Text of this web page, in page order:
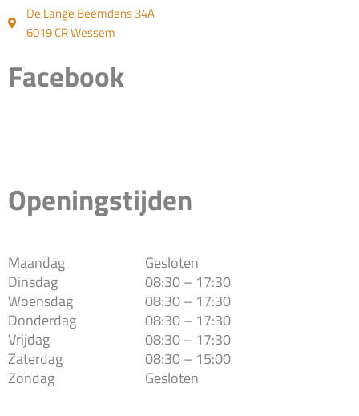
De Lange Beemdens 34A
6019 CR Wessem
Facebook
Openingstijden
Maandag
Dinsdag
Woensdag
Donderdag
Vrijdag
Zaterdag
Zondag
Gesloten
08:30 – 17:30
08:30 – 17:30
08:30 – 17:30
08:30 – 17:30
08:30 – 15:00
Gesloten